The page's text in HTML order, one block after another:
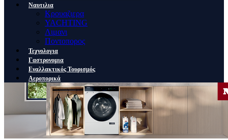
Ναυτιλια
Κρουαζιερα
YACHTING
Λιμανι
Ποντοπορος
Τεχνολογια
Γαστρονομια
Εναλλακτικός Τουρισμός
Αεροπορικά